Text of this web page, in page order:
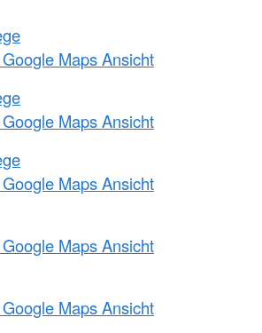
Maps Ansicht
Maps Ansicht
Maps Ansicht
Maps Ansicht
Maps Ansicht